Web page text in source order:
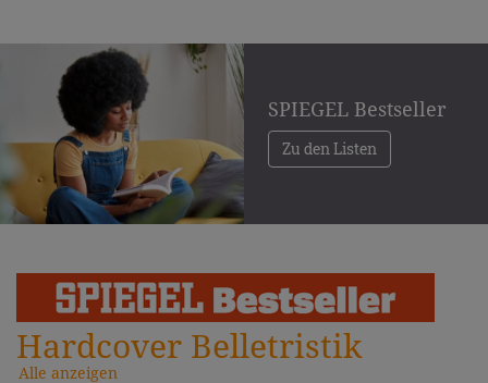
SPIEGEL Bestseller
Zu den Listen
Hardcover Belletristik
Alle anzeigen